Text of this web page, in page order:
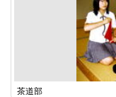
茶道部